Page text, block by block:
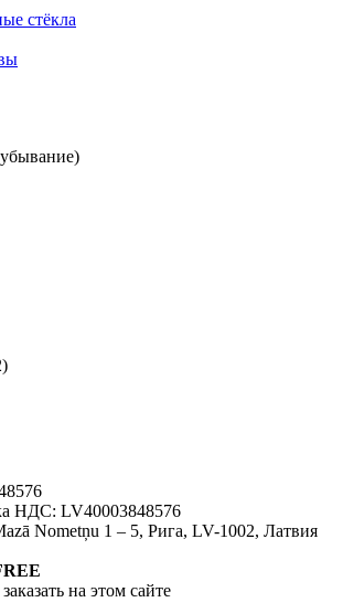
стёкла
)
НДС: LV40003848576
Nometņu 1 – 5, Рига, LV-1002, Латвия
на этом сайте